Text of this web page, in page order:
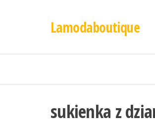
Lamodaboutique
sukienka z